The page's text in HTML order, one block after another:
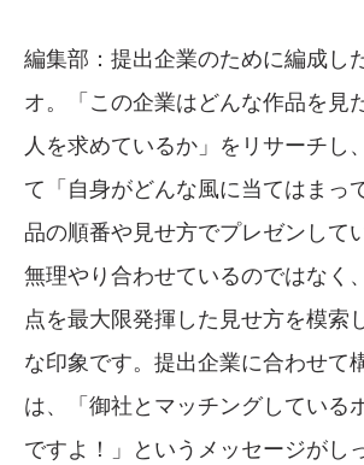
編集部：提出企業のために編成し
オ。「この企業はどんな作品を見
人を求めているか」をリサーチし
て「自身がどんな風に当てはまっ
品の順番や見せ方でプレゼンして
無理やり合わせているのではなく
点を最大限発揮した見せ方を模索
な印象です。提出企業に合わせて
は、「御社とマッチングしている
ですよ！」というメッセージがし